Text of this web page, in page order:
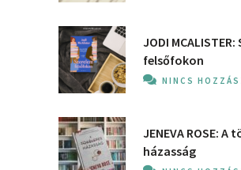
JODI
felsőfokon
NINCS
JENEVA ROSE: A
házasság